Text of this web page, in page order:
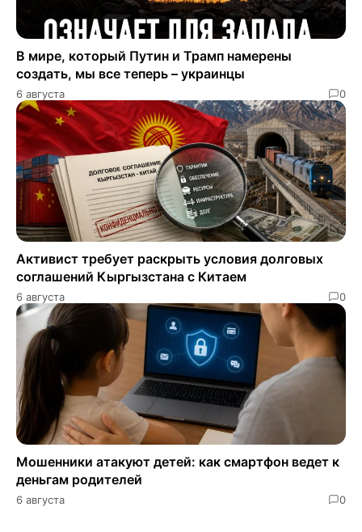
В мире, который Путин и Трамп намерены
создать, мы все теперь – украинцы
6 августа 0
Активист требует раскрыть условия долговых
соглашений Кыргызстана с Китаем
6 августа 0
Мошенники атакуют детей: как смартфон ведет к
деньгам родителей
6 августа 0